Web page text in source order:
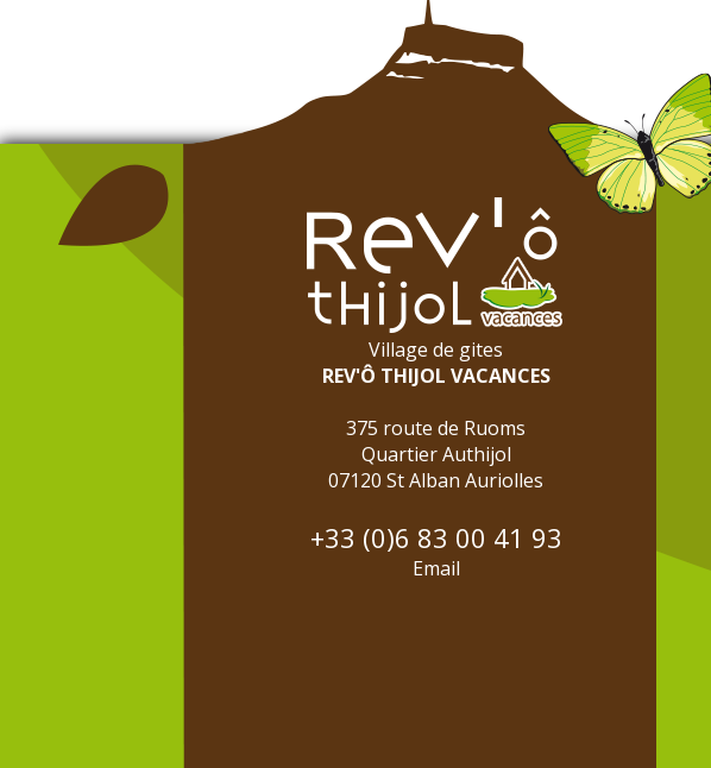
Village de gites
REV'Ô THIJOL VACANCES
375 route de Ruoms
Quartier Authijol
07120 St Alban Auriolles
+33 (0)6 83 00 41 93
Email